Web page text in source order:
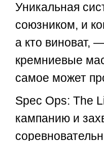
Уникальная
союзником, и
а кто виноват,
кремниевые
самое может
Spec Ops: The
кампанию и